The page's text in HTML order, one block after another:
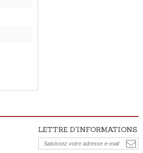
LETTRE D'INFORMATIONS